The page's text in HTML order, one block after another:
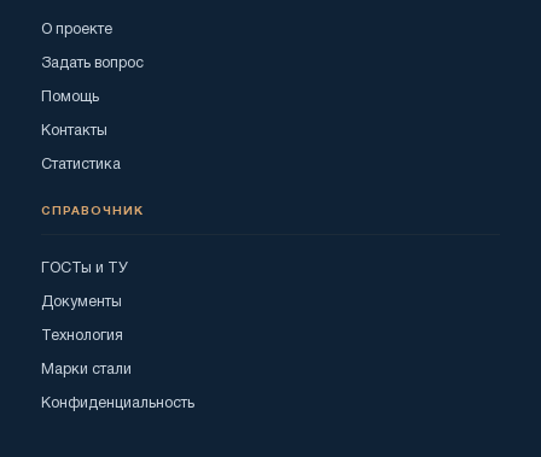
О проекте
Задать вопрос
Помощь
Контакты
Статистика
СПРАВОЧНИК
ГОСТы и ТУ
Документы
Технология
Марки стали
Конфиденциальность